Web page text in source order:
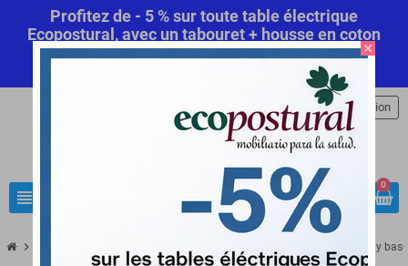
Profitez de - 5 % sur toute table électrique
Ecopostural, avec un tabouret + housse en coton
offert! Code Promo AutomatiqueCommandez
view_headline search
0
person Connexion
chevron_right Tabouret Pony
close